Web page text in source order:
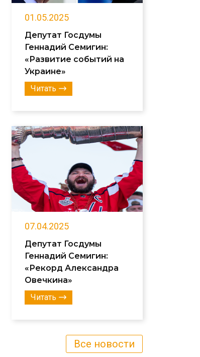
01.05.2025
Депутат Госдумы
Геннадий Семигин:
«Развитие событий на
Украине»
Читать
07.04.2025
Депутат Госдумы
Геннадий Семигин:
«Рекорд Александра
Овечкина»
Читать
Все новости